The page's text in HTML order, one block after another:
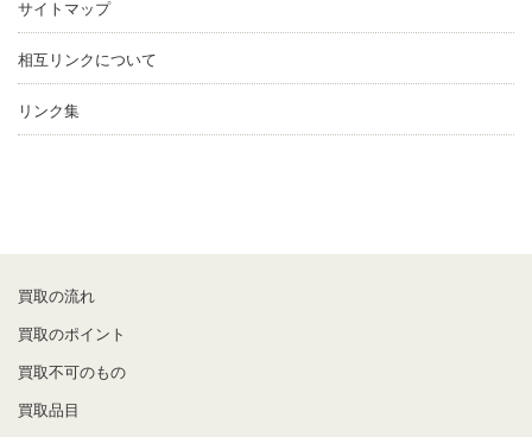
サイトマップ
相互リンクについて
リンク集
買取の流れ
買取のポイント
買取不可のもの
買取品目